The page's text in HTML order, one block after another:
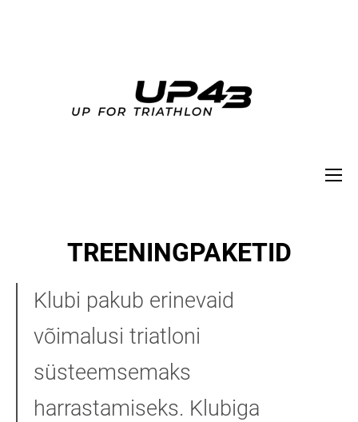
TREENINGPAKETID
Klubi pakub erinevaid
võimalusi triatloni
süsteemsemaks
harrastamiseks. Klubiga